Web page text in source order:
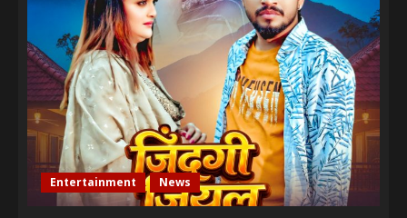
Entertainment News